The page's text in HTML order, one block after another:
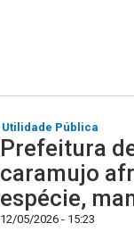
Utilidade Pública
Prefeitura
caramujo
espécie,
12/05/2026 - 15:23